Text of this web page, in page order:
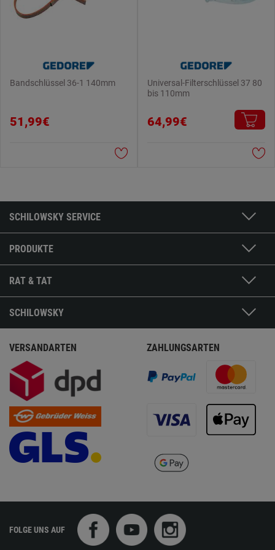
Bandschlüssel 36-1 140mm
51,99€
Universal-Filterschlüssel 37 80
bis 110mm
64,99€
SCHILOWSKY SERVICE
PRODUKTE
RAT & TAT
SCHILOWSKY
VERSANDARTEN ZAHLUNGSARTEN
FOLGE UNS AUF